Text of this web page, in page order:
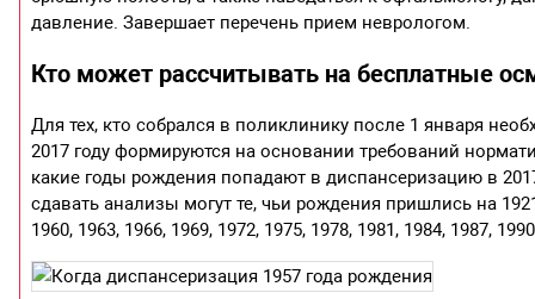
давление. Завершает перечень прием неврологом.
Кто может рассчитывать на бесплатные
Для тех, кто собрался в поликлинику после 1 января
2017 году формируются на основании требований
какие годы рождения попадают в диспансеризацию в
сдавать анализы могут те, чьи рождения пришлись на
1960, 1963, 1966, 1969, 1972, 1975, 1978, 1981, 1984, 1987,